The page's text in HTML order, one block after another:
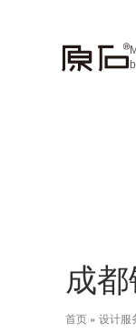
成
首页 » 设计服